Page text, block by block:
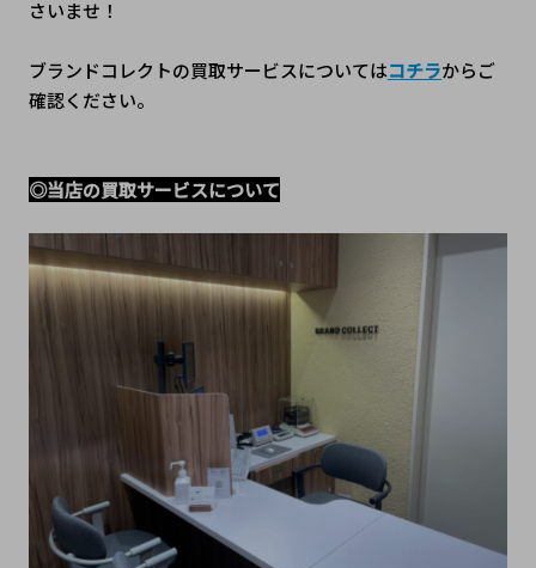
さいませ！
ブランドコレクトの買取サービスについてはコチラからご
確認ください。
◎当店の買取サービスについて